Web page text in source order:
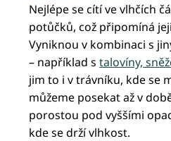
Nejlépe se cítí ve vlhčích
potůčků, což připomíná
Vyniknou v kombinaci s
– například stalovíny,
jim to i v trávníku, kde se
můžeme posekat až v
porostou pod vyššími
kde se drží vlhkost.